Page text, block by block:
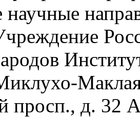
научные
просп., д. 32